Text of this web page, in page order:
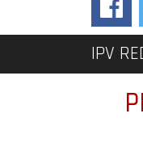
IPV